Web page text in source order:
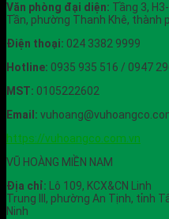
Văn phòng đại diện: Tầng 3,
Tần, phường Thanh Khê, thành
Điện thoại: 024 3382 9999
Hotline: 0935 935 516 / 0947
MST: 0105222602
Email:
https://vuhoangco.com.vn
VŨ HOÀNG MIỀN NAM
Địa chỉ: Lô 109, KCX&CN Linh
Trung III, phường An Tịnh, tỉnh
Ninh